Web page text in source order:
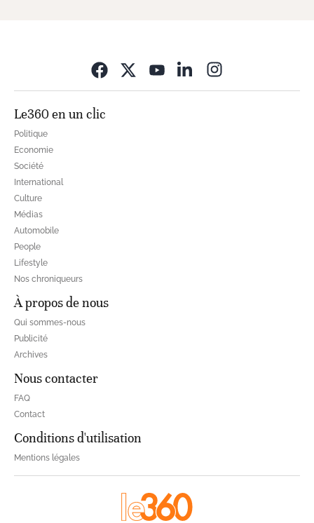
Le360 en un clic
Politique
Economie
Société
International
Culture
Médias
Automobile
People
Lifestyle
Nos chroniqueurs
À propos de nous
Qui sommes-nous
Publicité
Archives
Nous contacter
FAQ
Contact
Conditions d'utilisation
Mentions légales